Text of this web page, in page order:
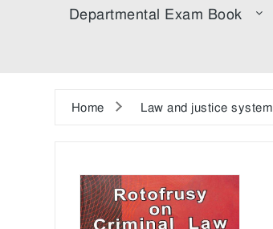
Departmental Exam Book
Home Law and justice system